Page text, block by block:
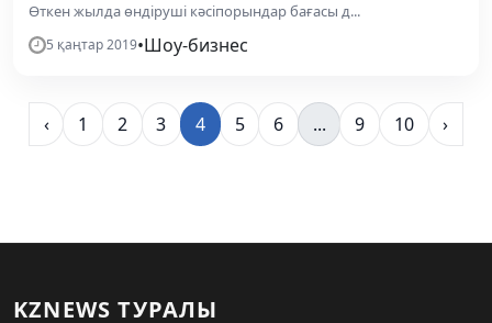
Өткен жылда өндіруші кәсіпорындар бағасы д...
5 қаңтар 2019•Шоу-бизнес
‹ 1 2 3 4 5 6 ... 9 10 ›
KZNEWS ТУРАЛЫ